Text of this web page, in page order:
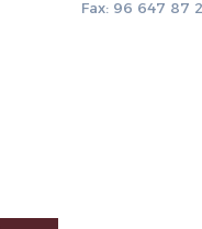
Fax: 96 647 87